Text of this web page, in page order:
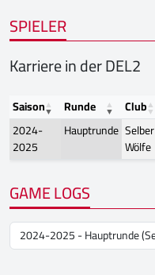
SPIELER
Karriere in der DEL2
Saison Runde Club
2024-
2025
Hauptrunde Selber
Wölfe
GAME LOGS